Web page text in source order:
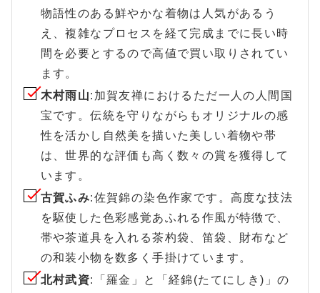
物語性のある鮮やかな着物は人気があるう
え、複雑なプロセスを経て完成までに長い時
間を必要とするので高値で買い取りされてい
ます。
木村雨山:加賀友禅におけるただ一人の人間国
宝です。伝統を守りながらもオリジナルの感
性を活かし自然美を描いた美しい着物や帯
は、世界的な評価も高く数々の賞を獲得して
います。
古賀ふみ:佐賀錦の染色作家です。高度な技法
を駆使した色彩感覚あふれる作風が特徴で、
帯や茶道具を入れる茶杓袋、笛袋、財布など
の和装小物を数多く手掛けています。
北村武資:「羅金」と「経錦(たてにしき)」の